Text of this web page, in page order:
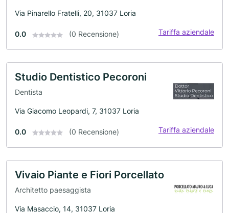
Via Pinarello Fratelli, 20, 31037 Loria
0.0 (0 Recensione) Tariffa aziendale
Studio Dentistico Pecoroni
Dentista
Via Giacomo Leopardi, 7, 31037 Loria
0.0 (0 Recensione) Tariffa aziendale
Vivaio Piante e Fiori Porcellato
Architetto paesaggista
Via Masaccio, 14, 31037 Loria